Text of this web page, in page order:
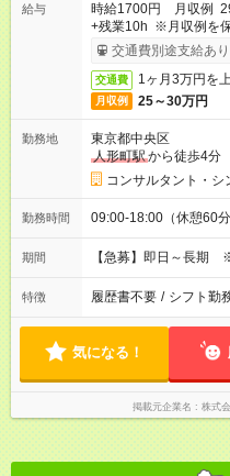
給与
時給1700円 月収例
+残業10h ※月収例を
取りサービス利用可（
交通費別途支給あり
交通費 1ヶ月3万円を
月収例 25～30万円
勤務地
東京都中央区
人形町駅から徒歩4分
コンサルタント・シ
勤務時間 09:00-18:00（休憩60
期間 【急募】即日～長期
特徴 履歴書不要 / シフト勤
気になる！
掲載元企業名 株式